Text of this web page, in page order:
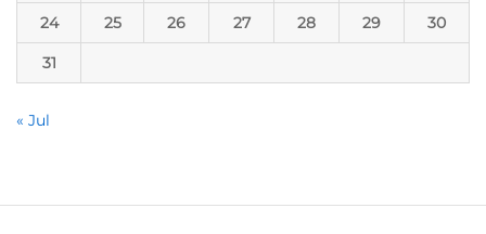
24 25 26 27 28 29 30
31
« Jul